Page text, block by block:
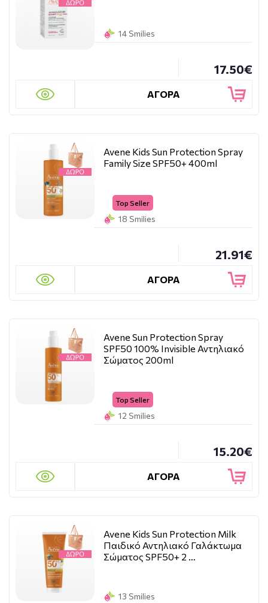
14 Smilies
17.50€
ΑΓΟΡΑ
Avene Kids Sun Protection Spray
Family Size SPF50+ 400ml
Top Seller
18 Smilies
21.91€
ΑΓΟΡΑ
Avene Sun Protection Spray
SPF50 100% Invisible Αντηλιακό
Σώματος 200ml
Top Seller
12 Smilies
15.20€
ΑΓΟΡΑ
Avene Kids Sun Protection Milk
Παιδικό Αντηλιακό Γαλάκτωμα
Σώματος SPF50+ 2 …
13 Smilies